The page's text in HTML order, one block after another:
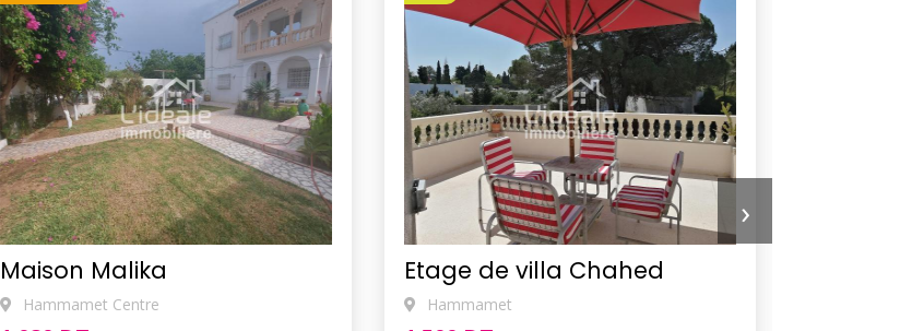
Maison Malika
Hammamet Centre
Etage de villa Chahed
Hammamet
›